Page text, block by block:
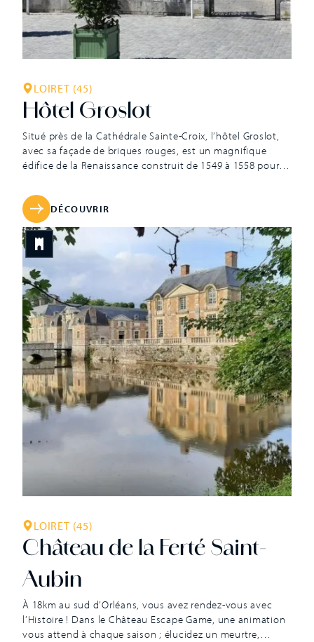
LOIRET (45)
Hôtel Groslot
Situé près de la Cathédrale Sainte-Croix, l’hôtel Groslot,
avec sa façade de briques rouges, est un magnifique
édifice de la Renaissance construit de 1549 à 1558 pour le
à l’architecte Jacques Androuet du Cerceau. Charles IX,
Henri III et Henri IV furent des hôtes illustres. […]
DÉCOUVRIR
LOIRET (45)
Château de la Ferté Saint-
Aubin
À 18km au sud d’Orléans, vous avez rendez-vous avec
l’Histoire ! Dans le Château Escape Game, une animation
vous attend à chaque saison ; élucidez un meurtre,